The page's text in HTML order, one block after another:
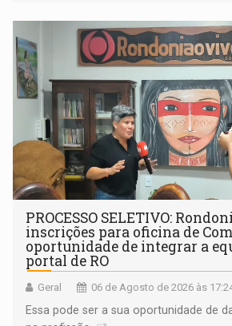
PROCESSO SELETIVO:
inscrições para oficina de
oportunidade de integrar a
portal de RO
Geral 06 de Agosto de 2026 às
Essa pode ser a sua oportunidade de